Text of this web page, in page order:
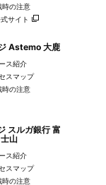
時の注意
サイト
Astemo 大鹿
ス紹介
スマップ
時の注意
スルガ銀行 富
士山
ス紹介
スマップ
時の注意